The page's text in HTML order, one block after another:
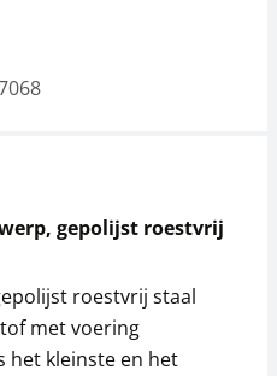
gepolijst roestvrij
roestvrij staal
met voering
het kleinste en het